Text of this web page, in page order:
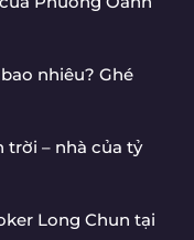
nhiêu? Ghé
trời – nhà của tỷ
Long Chun tại